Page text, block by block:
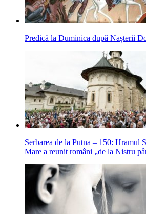
Predică la Duminica după Nașterii
Serbarea de la Putna – 150: Hramul
Mare a reunit români „de la Nistru